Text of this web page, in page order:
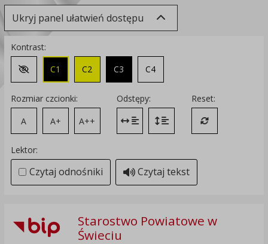
Ukryj panel ułatwień dostępu
Kontrast:
Zmień kontrast na domyślny
C1 C2 C3 C4
Rozmiar czcionki:
A
A+ A++
Odstępy:
Zmień odstęp między literami
Zmień interlinię i margines
Reset:
Przywróć
Lektor:
Czytaj odnośniki Czytaj tekst
Starostwo Powiatowe w
Świeciu